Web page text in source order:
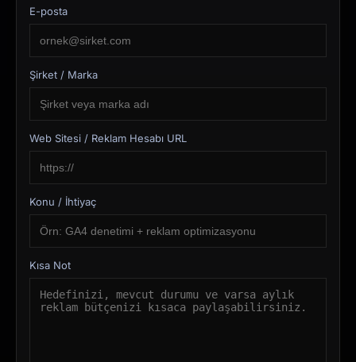
E-posta
Şirket / Marka
Web Sitesi / Reklam Hesabı URL
Konu / İhtiyaç
Kısa Not